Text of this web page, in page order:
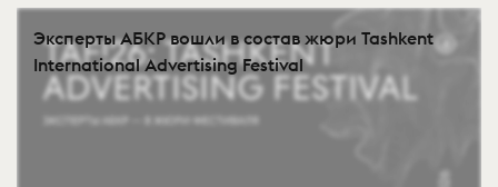
Эксперты АБКР вошли в состав жюри Tashkent
International Advertising Festival